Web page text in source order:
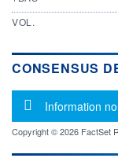
VOL.
CONSENSUS
Message
Information
Copyright © 2026 FactSet